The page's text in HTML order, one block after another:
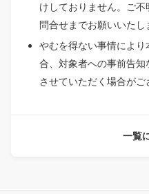
けしておりません。ご
問合せまでお願いいたし
やむを得ない事情によ
合、対象者への事前告
させていただく場合がご
一覧